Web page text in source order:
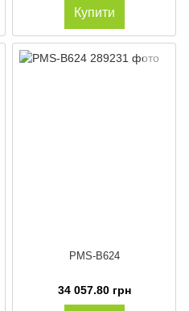
Купити
PMS-B624
34 057.80 грн